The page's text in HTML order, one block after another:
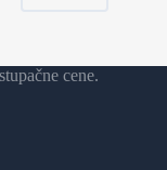
cene.